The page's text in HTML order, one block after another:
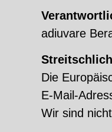
adiuvare
Die
E-Mail-
Wir sind